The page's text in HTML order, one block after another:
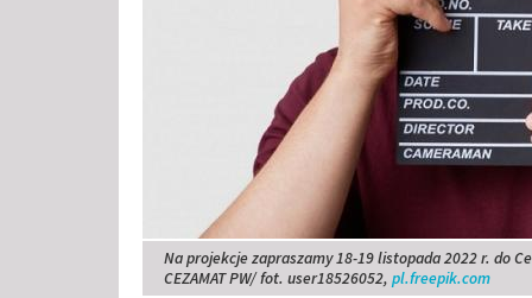
Na projekcje zapraszamy 18-19 listopada 2022 r. do
CEZAMAT PW/ fot. user18526052, pl.freepik.com